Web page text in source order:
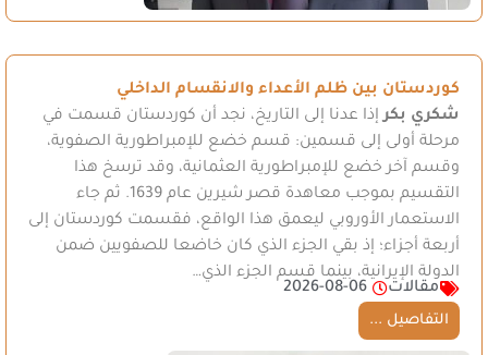
كوردستان بين ظلم الأعداء والانقسام الداخلي
شكري بكرإذا عدنا إلى التاريخ، نجد أن كوردستان قسمت في
مرحلة أولى إلى قسمين: قسم خضع للإمبراطورية الصفوية،
وقسم آخر خضع للإمبراطورية العثمانية، وقد ترسخ هذا
التقسيم بموجب معاهدة قصر شيرين عام 1639. ثم جاء
الاستعمار الأوروبي ليعمق هذا الواقع، فقسمت كوردستان إلى
أربعة أجزاء؛ إذ بقي الجزء الذي كان خاضعا للصفويين ضمن
الدولة الإيرانية، بينما قسم الجزء الذي…
مقالات
2026-08-06
التفاصيل ...